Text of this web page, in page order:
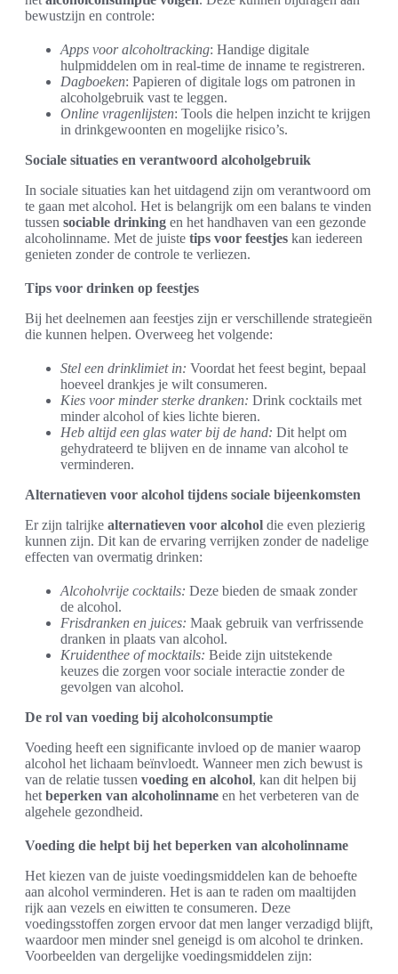
bewustzijn en controle:
Apps voor alcoholtracking: Handige digitale
hulpmiddelen om in real-time de inname te registreren.
Dagboeken: Papieren of digitale logs om patronen in
alcoholgebruik vast te leggen.
Online vragenlijsten: Tools die helpen inzicht te krijgen
in drinkgewoonten en mogelijke risico’s.
Sociale situaties en verantwoord alcoholgebruik
In sociale situaties kan het uitdagend zijn om verantwoord om
te gaan met alcohol. Het is belangrijk om een balans te vinden
tussen sociable drinking en het handhaven van een gezonde
alcoholinname. Met de juiste tips voor feestjes kan iedereen
genieten zonder de controle te verliezen.
Tips voor drinken op feestjes
Bij het deelnemen aan feestjes zijn er verschillende strategieën
die kunnen helpen. Overweeg het volgende:
Stel een drinklimiet in: Voordat het feest begint, bepaal
hoeveel drankjes je wilt consumeren.
Kies voor minder sterke dranken: Drink cocktails met
minder alcohol of kies lichte bieren.
Heb altijd een glas water bij de hand: Dit helpt om
gehydrateerd te blijven en de inname van alcohol te
verminderen.
Alternatieven voor alcohol tijdens sociale bijeenkomsten
Er zijn talrijke alternatieven voor alcohol die even plezierig
kunnen zijn. Dit kan de ervaring verrijken zonder de nadelige
effecten van overmatig drinken:
Alcoholvrije cocktails: Deze bieden de smaak zonder
de alcohol.
Frisdranken en juices: Maak gebruik van verfrissende
dranken in plaats van alcohol.
Kruidenthee of mocktails: Beide zijn uitstekende
keuzes die zorgen voor sociale interactie zonder de
gevolgen van alcohol.
De rol van voeding bij alcoholconsumptie
Voeding heeft een significante invloed op de manier waarop
alcohol het lichaam beïnvloedt. Wanneer men zich bewust is
van de relatie tussen voeding en alcohol, kan dit helpen bij
het beperken van alcoholinname en het verbeteren van de
algehele gezondheid.
Voeding die helpt bij het beperken van alcoholinname
Het kiezen van de juiste voedingsmiddelen kan de behoefte
aan alcohol verminderen. Het is aan te raden om maaltijden
rijk aan vezels en eiwitten te consumeren. Deze
voedingsstoffen zorgen ervoor dat men langer verzadigd blijft,
waardoor men minder snel geneigd is om alcohol te drinken.
Voorbeelden van dergelijke voedingsmiddelen zijn: